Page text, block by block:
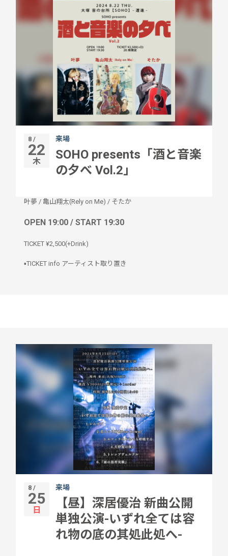
8 /
22
木
来場
SOHO presents「酒と音楽
の夕べ Vol.2」
叶夢 / 亀山翔太(Rely on Me) / そたか
OPEN 19:00 / START 19:30
TICKET ¥2,500(+Drink)
▪️TICKET info アーティスト取り置き
8 /
25
日
来場
【昼】深居優治 新曲公開
単独公演-いずれ全ては容
れ物の底の其処此処へ-